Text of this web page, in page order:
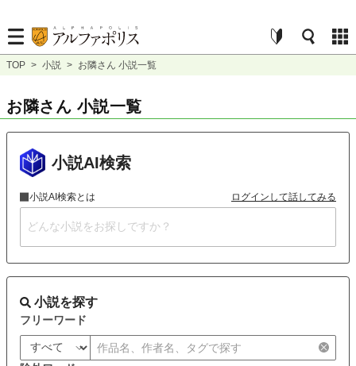
TOP > 小説 > お隣さん 小説一覧
お隣さん 小説一覧
小説AI検索
小説AI検索とは ログインして話してみる
小説を探す
フリーワード